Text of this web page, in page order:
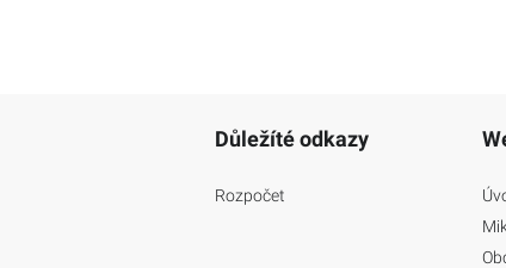
Důležíté odkazy
Rozpočet